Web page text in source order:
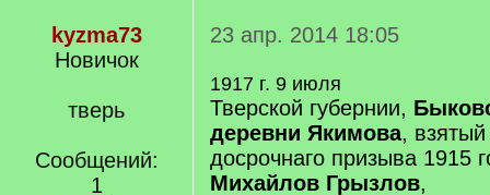
kyzma73
Новичок
тверь
Сообщений:
1
23 апр. 2014 18:05
1917 г. 9 июля
Тверской губернии,
деревни Якимова,
досрочнаго призыва 1915
Михайлов Грызлов,